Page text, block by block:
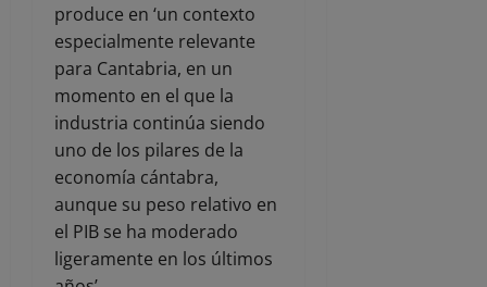
produce en ‘un contexto
especialmente relevante
para Cantabria, en un
momento en el que la
industria continúa siendo
uno de los pilares de la
economía cántabra,
aunque su peso relativo en
el PIB se ha moderado
ligeramente en los últimos